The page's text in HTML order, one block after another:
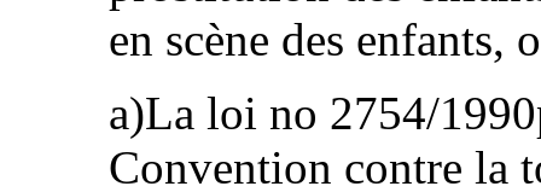
en scène des enfants,
a)La loi no 2754/
Convention contre la